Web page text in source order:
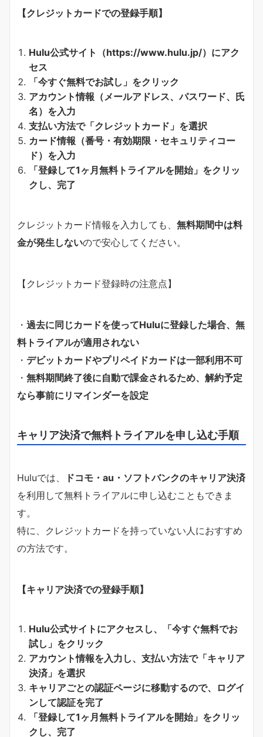
【クレジットカードでの登録手順】
Hulu公式サイト（https://www.hulu.jp/）にアク
セス
「今すぐ無料でお試し」をクリック
アカウント情報（メールアドレス、パスワード、氏
名）を入力
支払い方法で「クレジットカード」を選択
カード情報（番号・有効期限・セキュリティコー
ド）を入力
「登録して1ヶ月無料トライアルを開始」をクリッ
クし、完了
クレジットカード情報を入力しても、 無料期間中は料
金が発生しないので安心してください。
【クレジットカード登録時の注意点】
・ 過去に同じカードを使ってHuluに登録した場合、無
料トライアルが適用されない
・ デビットカードやプリペイドカードは一部利用不可
・ 無料期間終了後に自動で課金されるため、解約予定
なら事前にリマインダーを設定
キャリア決済で無料トライアルを申し込む手順
Huluでは、
ドコモ・au・ソフトバンクのキャリア決済
を利用して無料トライアルに申し込むこともできま
す。
特に、クレジットカードを持っていない人におすすめ
の方法です。
【キャリア決済での登録手順】
Hulu公式サイトにアクセスし、「今すぐ無料でお
試し」をクリック
アカウント情報を入力し、支払い方法で「キャリア
決済」を選択
キャリアごとの認証ページに移動するので、ログイ
ンして認証を完了
「登録して1ヶ月無料トライアルを開始」をクリッ
クし、完了